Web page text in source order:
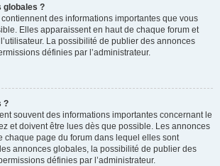
globales ?
des informations importantes que vous
Elles apparaissent en haut de chaque forum et
La possibilité de publier des annonces
définies par l’administrateur.
?
souvent des informations importantes concernant le
et doivent être lues dès que possible. Les annonces
chaque page du forum dans lequel elles sont
annonces globales, la possibilité de publier des
définies par l’administrateur.